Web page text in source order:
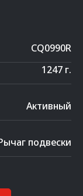
CQ0990R
1247 г.
Активный
подвески